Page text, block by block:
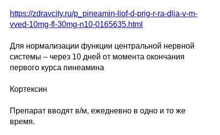
https://zdravcity.ru/p_pineamin-liof-d-prig-r-ra-dlja-v-m-
vved-10mg-fl-30mg-n10-0165635.html
Для нормализации функции центральной нервной
системы – через 10 дней от момента окончания
первого курса пинеамина
Кортексин
Препарат вводят в/м, ежедневно в одно и то же
время.